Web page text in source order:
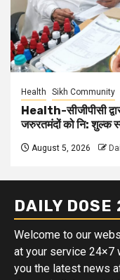
Health Sikh Community
Health-सीजीपीसी
जरुरतमंदों को नि: शुल्क
August 5, 2026
DAILY DOSE
Welcome to our
at your service 24×7
you the latest news